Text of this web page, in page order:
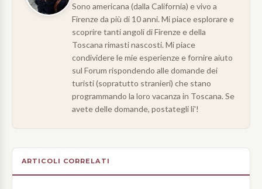
Sono americana (dalla California) e vivo a
Firenze da più di 10 anni. Mi piace esplorare e
scoprire tanti angoli di Firenze e della
Toscana rimasti nascosti. Mi piace
condividere le mie esperienze e fornire aiuto
sul Forum rispondendo alle domande dei
turisti (sopratutto stranieri) che stano
programmando la loro vacanza in Toscana. Se
avete delle domande, postategli li'!
ARTICOLI CORRELATI